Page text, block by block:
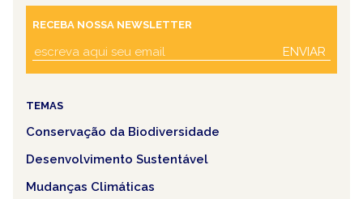
RECEBA NOSSA NEWSLETTER
ENVIAR
TEMAS
Conservação da Biodiversidade
Desenvolvimento Sustentável
Mudanças Climáticas